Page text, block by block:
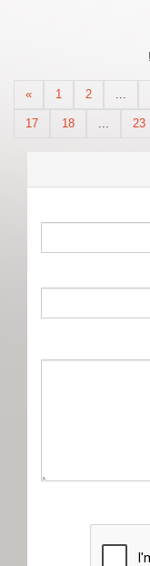
« 1 2 ...
17 18 ... 23